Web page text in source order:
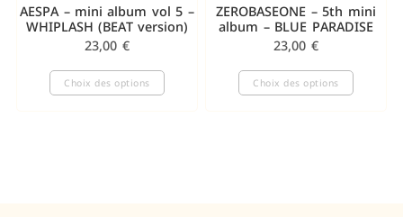
AESPA – mini album vol 5 –
WHIPLASH (BEAT version)
23,00 €
Choix des options
ZEROBASEONE – 5th mini
album – BLUE PARADISE
23,00 €
Choix des options